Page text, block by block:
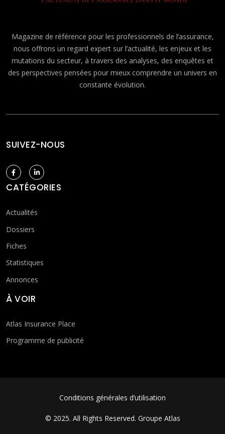
Magazine de référence pour les professionnels de l’assurance,
nous offrons un regard expert sur l’actualité, les enjeux et les
mutations du secteur, à travers des analyses, des enquêtes et
des perspectives pensées pour mieux comprendre un univers en
constante évolution.
SUIVEZ-NOUS
CATÉGORIES
Actualités
Dossiers
Fiches
Statistiques
Annonces
À VOIR
Atlas Insurance Place
Programme de publicité
FOOTER MENUConditions générales d’utilisation
© 2025. All Rights Reserved. Groupe Atlas